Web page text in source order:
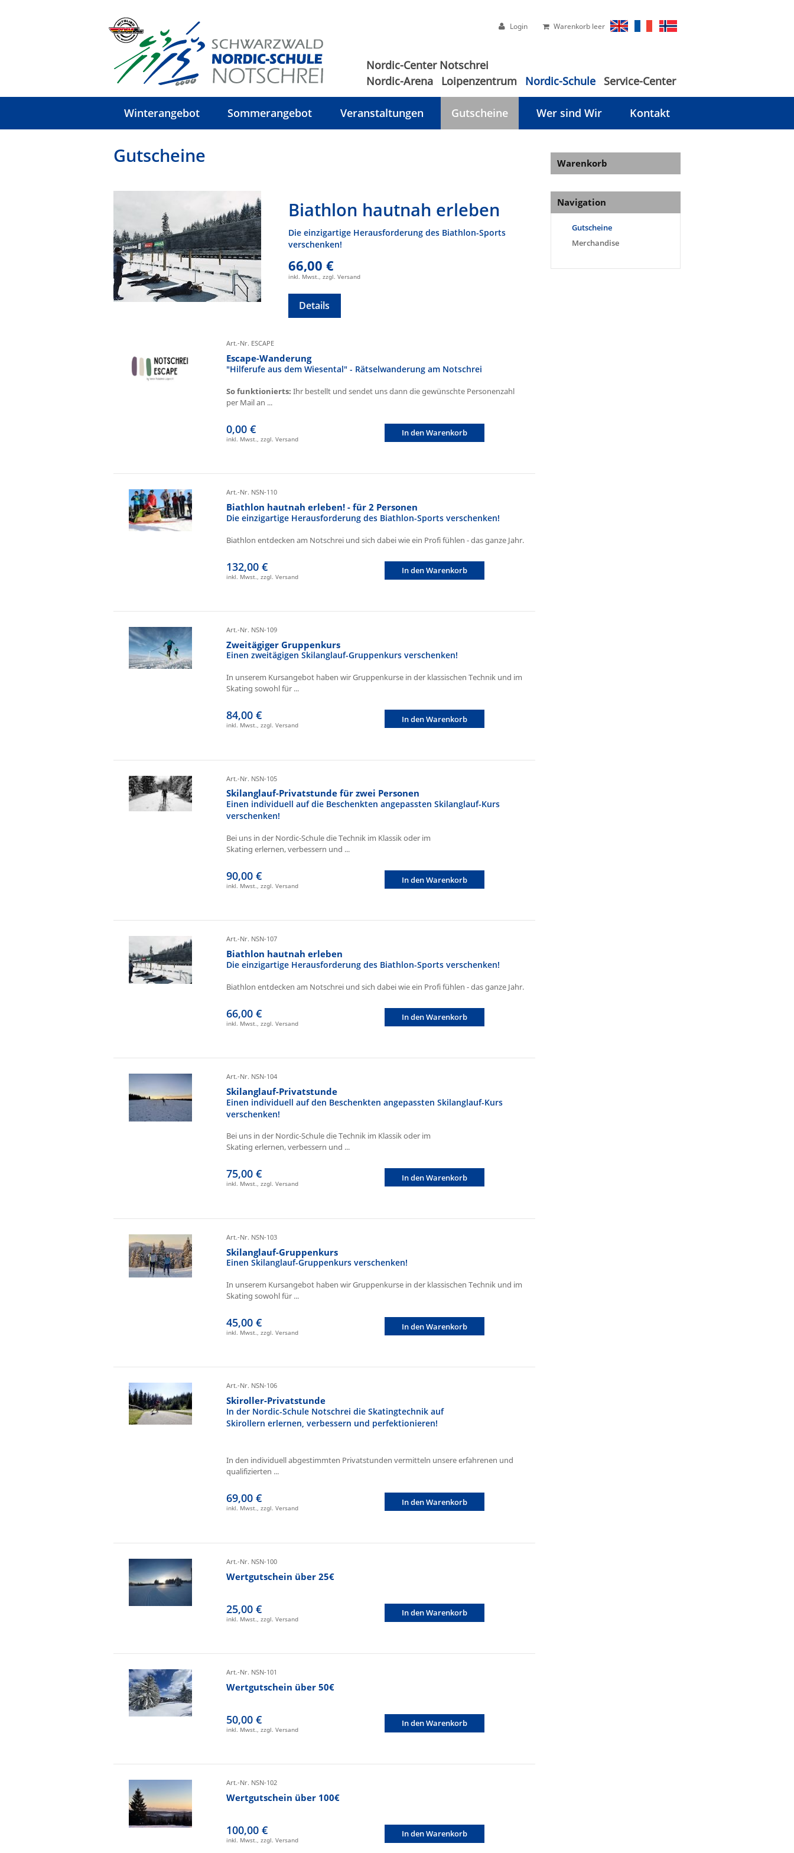
Login Warenkorb leer
Nordic-Center Notschrei
Nordic-Arena
Loipenzentrum Nordic-Schule Service-Center
Winterangebot Sommerangebot Veranstaltungen Gutscheine Wer sind Wir Kontakt
Gutscheine
Biathlon hautnah erleben
Die einzigartige Herausforderung des Biathlon-Sports
verschenken!
66,00 €
inkl. Mwst., zzgl. Versand
Details
Art.-Nr. ESCAPE
Escape-Wanderung
"Hilferufe aus dem Wiesental" - Rätselwanderung am Notschrei
So funktionierts: Ihr bestellt und sendet uns dann die gewünschte Personenzahl
per Mail an ...
0,00 €
inkl. Mwst., zzgl. Versand
In den Warenkorb
Art.-Nr. NSN-110
Biathlon hautnah erleben! - für 2 Personen
Die einzigartige Herausforderung des Biathlon-Sports verschenken!
Biathlon entdecken am Notschrei und sich dabei wie ein Profi fühlen - das ganze Jahr.
132,00 €
inkl. Mwst., zzgl. Versand
In den Warenkorb
Art.-Nr. NSN-109
Zweitägiger Gruppenkurs
Einen zweitägigen Skilanglauf-Gruppenkurs verschenken!
In unserem Kursangebot haben wir Gruppenkurse in der klassischen Technik und im
Skating sowohl für ...
84,00 €
inkl. Mwst., zzgl. Versand
In den Warenkorb
Art.-Nr. NSN-105
Skilanglauf-Privatstunde für zwei Personen
Einen individuell auf die Beschenkten angepassten Skilanglauf-Kurs
verschenken!
Bei uns in der Nordic-Schule die Technik im Klassik oder im
Skating erlernen, verbessern und ...
90,00 €
inkl. Mwst., zzgl. Versand
In den Warenkorb
Art.-Nr. NSN-107
Biathlon hautnah erleben
Die einzigartige Herausforderung des Biathlon-Sports verschenken!
Biathlon entdecken am Notschrei und sich dabei wie ein Profi fühlen - das ganze Jahr.
66,00 €
inkl. Mwst., zzgl. Versand
In den Warenkorb
Art.-Nr. NSN-104
Skilanglauf-Privatstunde
Einen individuell auf den Beschenkten angepassten Skilanglauf-Kurs
verschenken!
Bei uns in der Nordic-Schule die Technik im Klassik oder im
Skating erlernen, verbessern und ...
75,00 €
inkl. Mwst., zzgl. Versand
In den Warenkorb
Art.-Nr. NSN-103
Skilanglauf-Gruppenkurs
Einen Skilanglauf-Gruppenkurs verschenken!
In unserem Kursangebot haben wir Gruppenkurse in der klassischen Technik und im
Skating sowohl für ...
45,00 €
inkl. Mwst., zzgl. Versand
In den Warenkorb
Art.-Nr. NSN-106
Skiroller-Privatstunde
In der Nordic-Schule Notschrei die Skatingtechnik auf
Skirollern erlernen, verbessern und perfektionieren!
In den individuell abgestimmten Privatstunden vermitteln unsere erfahrenen und
qualifizierten ...
69,00 €
inkl. Mwst., zzgl. Versand
In den Warenkorb
Art.-Nr. NSN-100
Wertgutschein über 25€
25,00 €
inkl. Mwst., zzgl. Versand
In den Warenkorb
Art.-Nr. NSN-101
Wertgutschein über 50€
50,00 €
inkl. Mwst., zzgl. Versand
In den Warenkorb
Art.-Nr. NSN-102
Wertgutschein über 100€
100,00 €
inkl. Mwst., zzgl. Versand
In den Warenkorb
Warenkorb
Navigation
Gutscheine
Merchandise